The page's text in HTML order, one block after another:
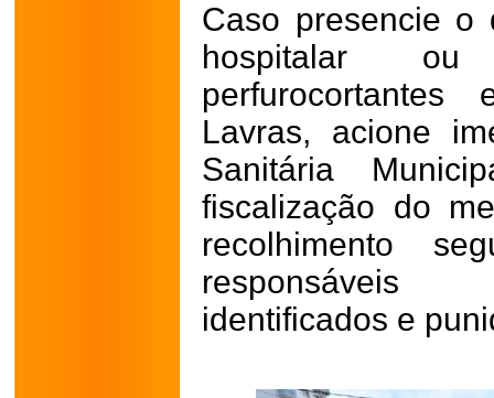
Caso presencie o
hospitalar ou
Lavras, acione
Sanitária
fiscalização do
recolhimento
responsáveis
identificados e